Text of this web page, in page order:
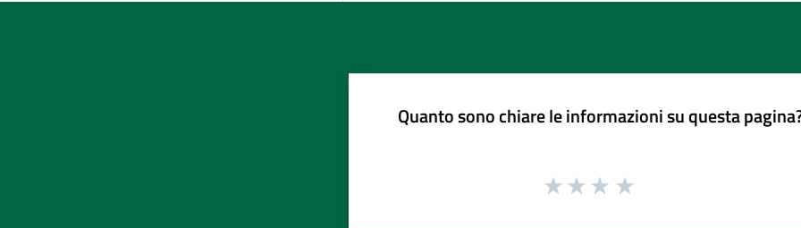
Quanto sono chiare le informazioni su questa